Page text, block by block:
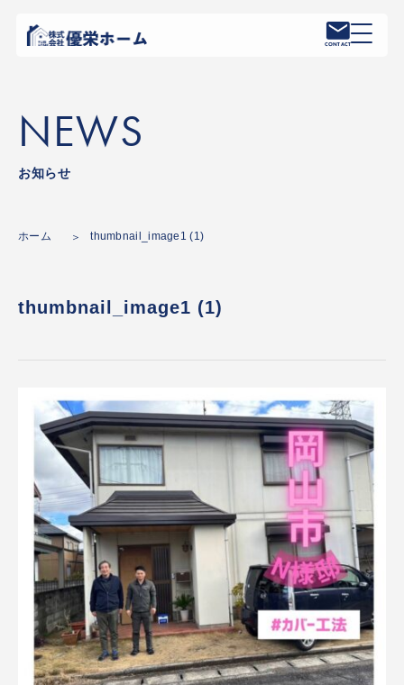
CONTACT
NEWS
お知らせ
ホーム thumbnail_image1 (1)
thumbnail_image1 (1)